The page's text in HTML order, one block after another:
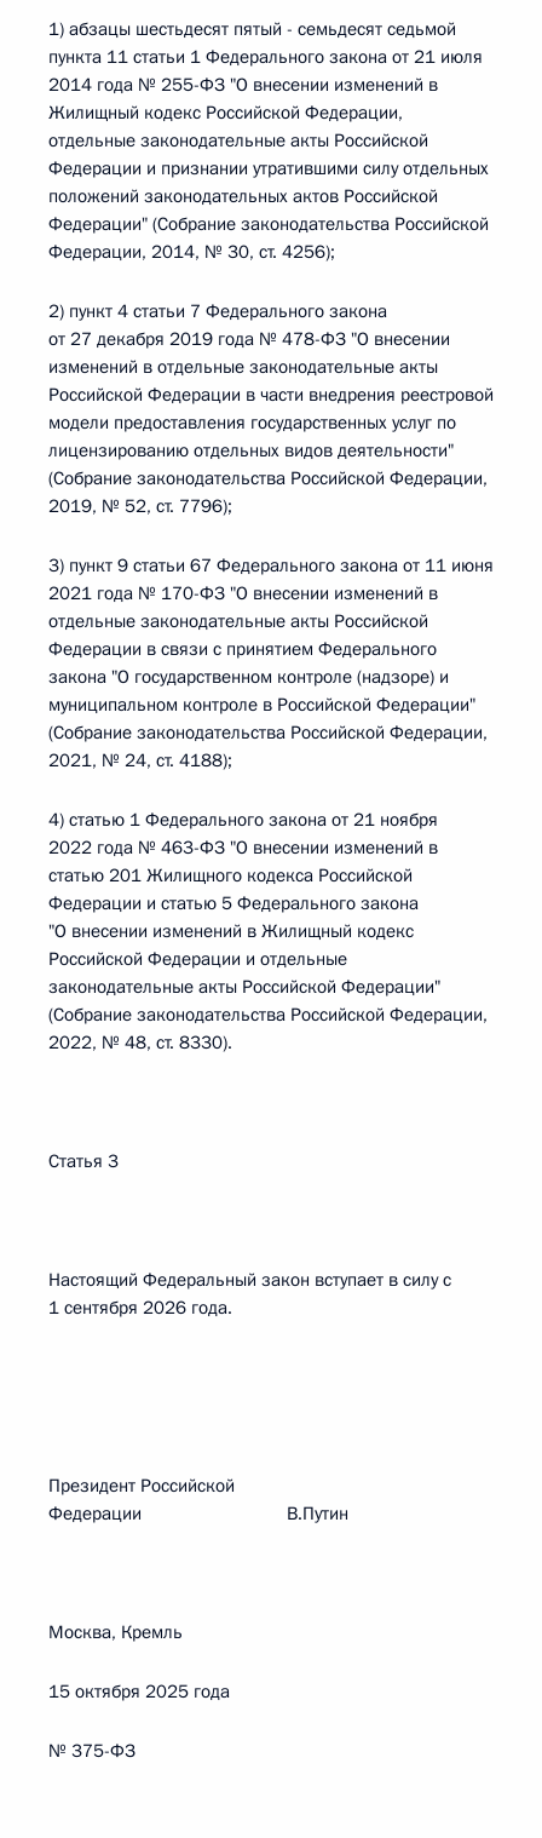
1) абзацы шестьдесят пятый - семьдесят седьмой
пункта 11 статьи 1 Федерального закона от 21 июля
2014 года № 255-ФЗ "О внесении изменений в
Жилищный кодекс Российской Федерации,
отдельные законодательные акты Российской
Федерации и признании утратившими силу отдельных
положений законодательных актов Российской
Федерации" (Собрание законодательства Российской
Федерации, 2014, № 30, ст. 4256);
2) пункт 4 статьи 7 Федерального закона
от 27 декабря 2019 года № 478-ФЗ "О внесении
изменений в отдельные законодательные акты
Российской Федерации в части внедрения реестровой
модели предоставления государственных услуг по
лицензированию отдельных видов деятельности"
(Собрание законодательства Российской Федерации,
2019, № 52, ст. 7796);
3) пункт 9 статьи 67 Федерального закона от 11 июня
2021 года № 170-ФЗ "О внесении изменений в
отдельные законодательные акты Российской
Федерации в связи с принятием Федерального
закона "О государственном контроле (надзоре) и
муниципальном контроле в Российской Федерации"
(Собрание законодательства Российской Федерации,
2021, № 24, ст. 4188);
4) статью 1 Федерального закона от 21 ноября
2022 года № 463-ФЗ "О внесении изменений в
статью 201 Жилищного кодекса Российской
Федерации и статью 5 Федерального закона
"О внесении изменений в Жилищный кодекс
Российской Федерации и отдельные
законодательные акты Российской Федерации"
(Собрание законодательства Российской Федерации,
2022, № 48, ст. 8330).
Статья 3
Настоящий Федеральный закон вступает в силу с
1 сентября 2026 года.
Президент Российской
Федерации В.Путин
Москва, Кремль
15 октября 2025 года
№ 375-ФЗ